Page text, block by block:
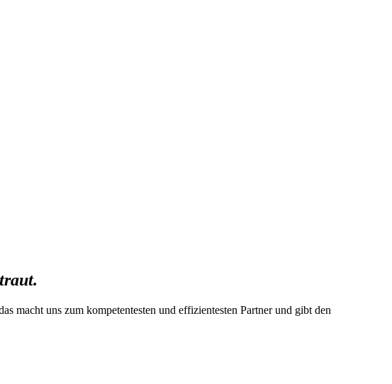
macht uns zum kompetentesten und effizientesten Partner und gibt den